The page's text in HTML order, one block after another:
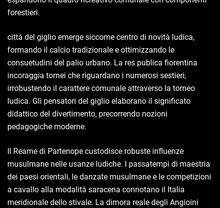
forestieri.
città del giglio emerge siccome centro di novità ludica,
formando il calcio tradizionale e ottimizzando le
consuetudini del palio urbano. La res publica fiorentina
incoraggia tornei che riguardano i numerosi sestieri,
irrobustendo il carattere comunale attraverso la torneo
ludica. Gli pensatori del giglio elaborano il significato
didattico del divertimento, precorrendo nozioni
pedagogiche moderne.
Il Reame di Partenope custodisce robuste influenze
musulmane nelle usanze ludiche. I passatempi di maestria
dei paesi orientali, le danzate musulmane e le competizioni
a cavallo alla modalità saracena connotano il Italia
meridionale dello stivale. La dimora reale degli Angioini